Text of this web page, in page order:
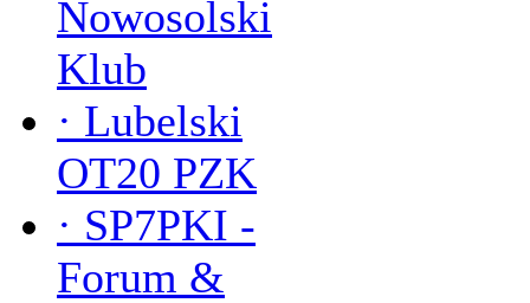
Nowosolski
Klub
· Lubelski
OT20 PZK
· SP7PKI -
Forum &